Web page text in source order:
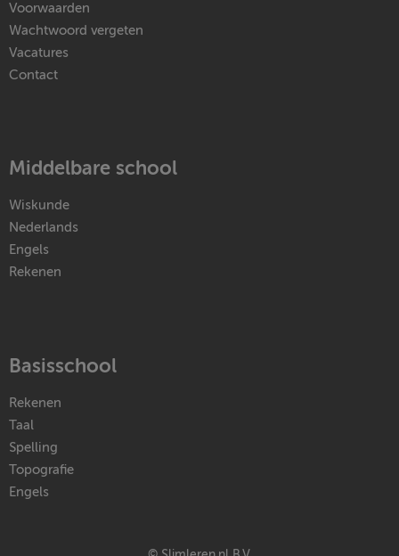
Voorwaarden
Wachtwoord vergeten
Vacatures
Contact
Middelbare school
Wiskunde
Nederlands
Engels
Rekenen
Basisschool
Rekenen
Taal
Spelling
Topografie
Engels